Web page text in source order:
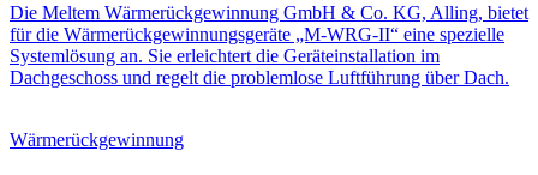
Die Meltem Wärmerückgewinnung GmbH & Co. KG, Alling, bietet
für die Wärmerückgewinnungsgeräte „M-WRG-II“ eine spezielle
Systemlösung an. Sie erleichtert die Geräteinstallation im
Dachgeschoss und regelt die problemlose Luftführung über Dach.
Wärmerückgewinnung